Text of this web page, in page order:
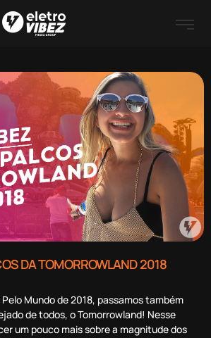
DA TOMORROWLAND 2018
Mundo de 2018, passamos também
de todos, o Tomorrowland! Nesse
um pouco mais sobre a magnitude dos